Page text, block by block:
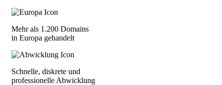
Mehr als 1.200 Domains
in Europa gehandelt
Schnelle, diskrete und
professionelle Abwicklung